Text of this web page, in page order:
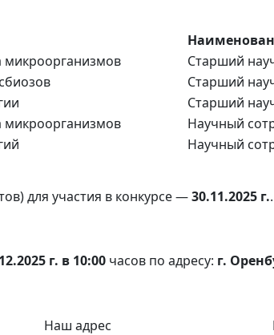
микроорганизмов Старший
Старший
Старший
микроорганизмов Научный
Научный
для участия в конкурсе —30.11.2025 г..
г. в 10:00 часов по адресу: г.
Наш адрес